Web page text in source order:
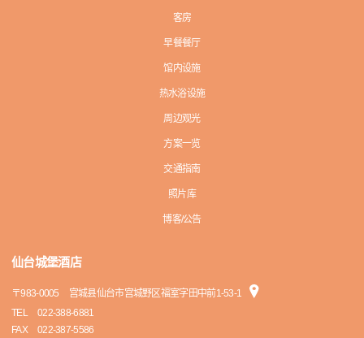
客房
早餐餐厅
馆内设施
热水浴设施
周边观光
方案一览
交通指南
照片库
博客/公告
仙台城堡酒店
〒983-0005
宫城县仙台市宫城野区福室字田中前1-53-1
TEL
022-388-6881
FAX
022-387-5586